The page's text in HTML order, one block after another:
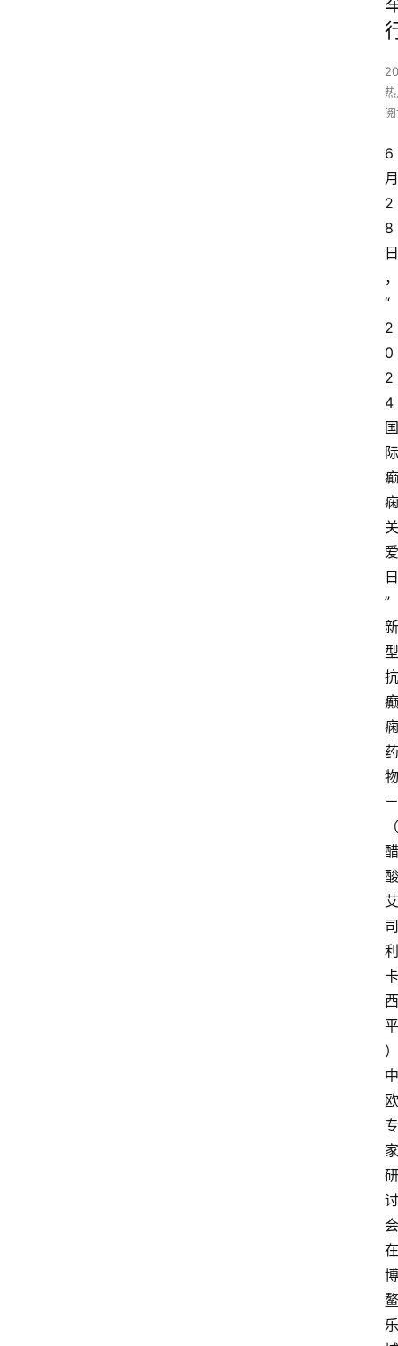
6
月
2
8
日
，
“
2
0
2
4
国
际
癫
痫
关
爱
日
”
新
型
抗
癫
痫
药
物
－
（
醋
酸
艾
司
利
卡
西
平
）
中
欧
专
家
研
讨
会
在
博
鳌
乐